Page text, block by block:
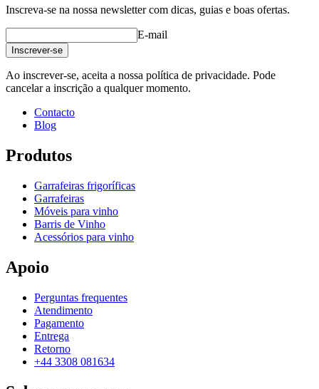
Inscreva-se na nossa newsletter com dicas, guias e boas ofertas.
E-mail
Inscrever-se
Ao inscrever-se, aceita a nossa política de privacidade. Pode
cancelar a inscrição a qualquer momento.
Contacto
Blog
Produtos
Garrafeiras frigoríficas
Garrafeiras
Móveis para vinho
Barris de Vinho
Acessórios para vinho
Apoio
Perguntas frequentes
Atendimento
Pagamento
Entrega
Retorno
+44 3308 081634